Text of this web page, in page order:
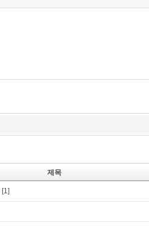
제목
[1]